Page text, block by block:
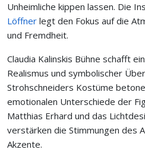
Unheimliche kippen lassen. Die
Löffner legt den Fokus auf die
und Fremdheit.
Claudia Kalinskis Bühne schafft
Realismus und symbolischer
Strohschneiders Kostüme
emotionalen Unterschiede der
Matthias Erhard und das
verstärken die Stimmungen des
Akzente.